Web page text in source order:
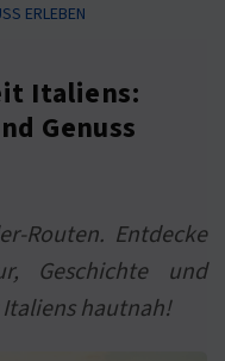
ERLEBEN
Italiens:
Genuss
Routen. Entdecke
Geschichte und
Italiens hautnah!